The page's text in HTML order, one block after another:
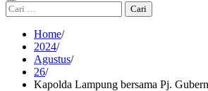
Cari
untuk:
Home
2024
Agustus
26
Kapolda Lampung bersama Pj.